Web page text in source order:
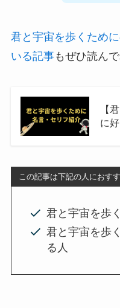
君と宇宙を歩くため
いる記事もぜひ読ん
【
に
この記事は下記の人におす
君と宇宙を歩
君と宇宙を歩
る人